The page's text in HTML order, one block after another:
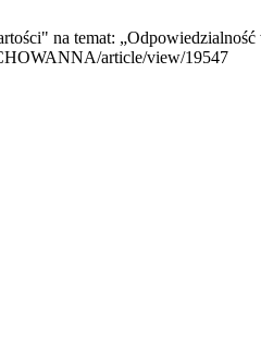
na temat:
article/view/19547